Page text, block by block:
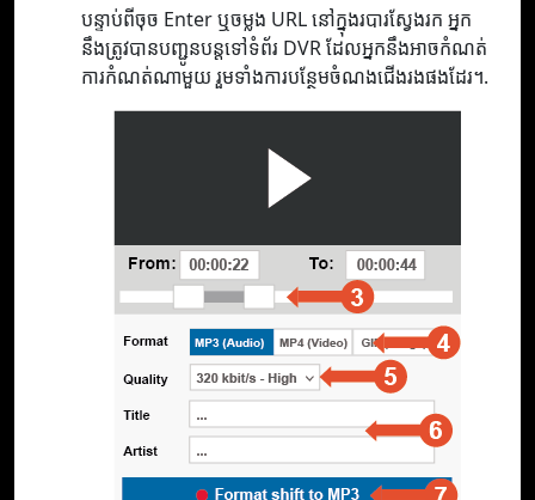
បន្ទាប់ពីចុច Enter ឬចម្លង URL នៅក្នុងរបារស្វែងរក អ្នក
នឹងត្រូវបានបញ្ជូនបន្តទៅទំព័រ DVR ដែលអ្នកនឹងអាចកំណត់
ការកំណត់ណាមួយ រួមទាំងការបន្ថែមចំណងជើងរងផងដែរ។.